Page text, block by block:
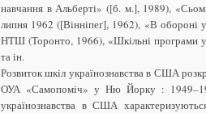
навчання в Альберті» ([б. м.], 1989),
липня 1962 ([Вінніпеґ], 1962), «В обороні
НТШ (Торонто, 1966), «Шкільні програми
та ін.
Розвиток шкіл українознавства в США
ОУА «Самопоміч» у Ню Йорку :
українознавства в США